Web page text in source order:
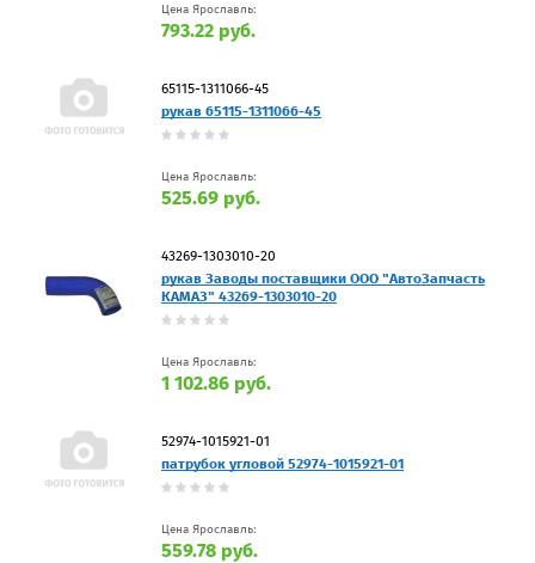
Цена Ярославль:
793.22 руб.
65115-1311066-45
рукав 65115-1311066-45
Цена Ярославль:
525.69 руб.
43269-1303010-20
рукав Заводы поставщики ООО "АвтоЗапчасть
КАМАЗ" 43269-1303010-20
Цена Ярославль:
1 102.86 руб.
52974-1015921-01
патрубок угловой 52974-1015921-01
Цена Ярославль:
559.78 руб.